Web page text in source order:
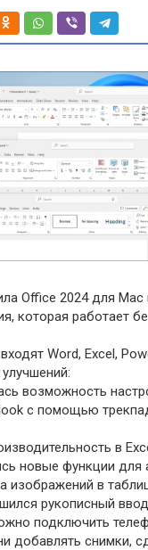
Office 2024 для Mac
которая работает
Word, Excel,
возможность
с помощью
в
новые функции для
изображений в
рукописный ввод
подключить
добавлять снимки,